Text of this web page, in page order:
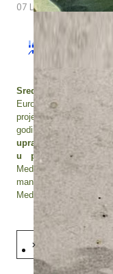
07 Listopad 2019
Sredozemlja -
Euro-Mediterranean
projekta obično su
godine prisustvovali
upravljanju vodnim
u područjima
Mediterranean
management -
Mediterranean Water
Opširnije: ODRŽAN ZAVRŠNI SASTANAK PARTNERA NA PROJEKTU